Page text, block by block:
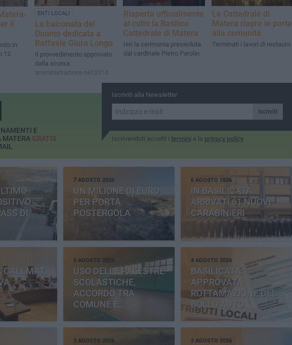
il
in
12
ENTI LOCALI
La balconata del
Duomo dedicata a
Raffaele Giura Longo
Il provvedimento approvato
dalla scorsa
amministrazione nel 2014
Riaperta ufficialmente
al culto la Basilica
Cattedrale di Matera
Ieri la cerimonia presieduta
dal cardinale Pietro Parolin
La Cattedrale di
Matera riapre le porte
alla comunità
Terminati i lavori di restauro
Iscriviti alla Newsletter
Iscriviti
Iscrivendoti accetti i termini e la privacy policy
E
MATERA GRATIS
DI
7 AGOSTO 2026
UN MILIONE DI EURO
PER PORTA
POSTERGOLA
6 AGOSTO 2026
IN BASILICATA
ARRIVATI 61 NUOVI
CARABINIERI
CALLMAT,
5 AGOSTO 2026
USO DELLE PALESTRE
SCOLASTICHE,
ACCORDO TRA
COMUNE E
PROVINCIA
4 AGOSTO 2026
BASILICATA:
APPROVATA
ROTTAMAZIONE DEL
BOLLO AUTO
3 AGOSTO 2026 2 AGOSTO 2026